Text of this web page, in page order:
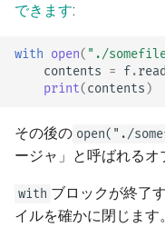
できます:
with open( "./
contents = f.read
print(contents )
その後の open("./
ージャ」と呼ばれるオ
with ブロックが終了
イルを確かに閉じます。